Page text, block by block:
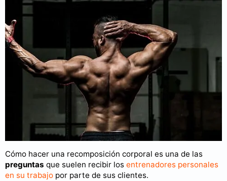
Cómo hacer una recomposición corporal es una de las
preguntas que suelen recibir los entrenadores personales
en su trabajo por parte de sus clientes.